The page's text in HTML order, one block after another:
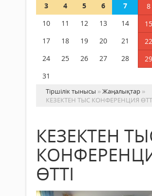
3
4 5 6 7 8
10
11 12 13 14 15
17
18 19 20 21 22
24
25 26 27 28 29
31
Тіршілік тынысы »Жаңалықтар »
КЕЗЕКТЕН ТЫС КОНФЕРЕНЦИЯ
КЕЗЕКТЕН
ӨТТІ